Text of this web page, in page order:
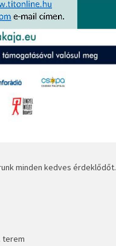
minden kedves érdeklődőt.
terem